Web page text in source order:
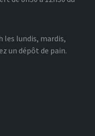
les lundis, mardis,
un dépôt de pain.